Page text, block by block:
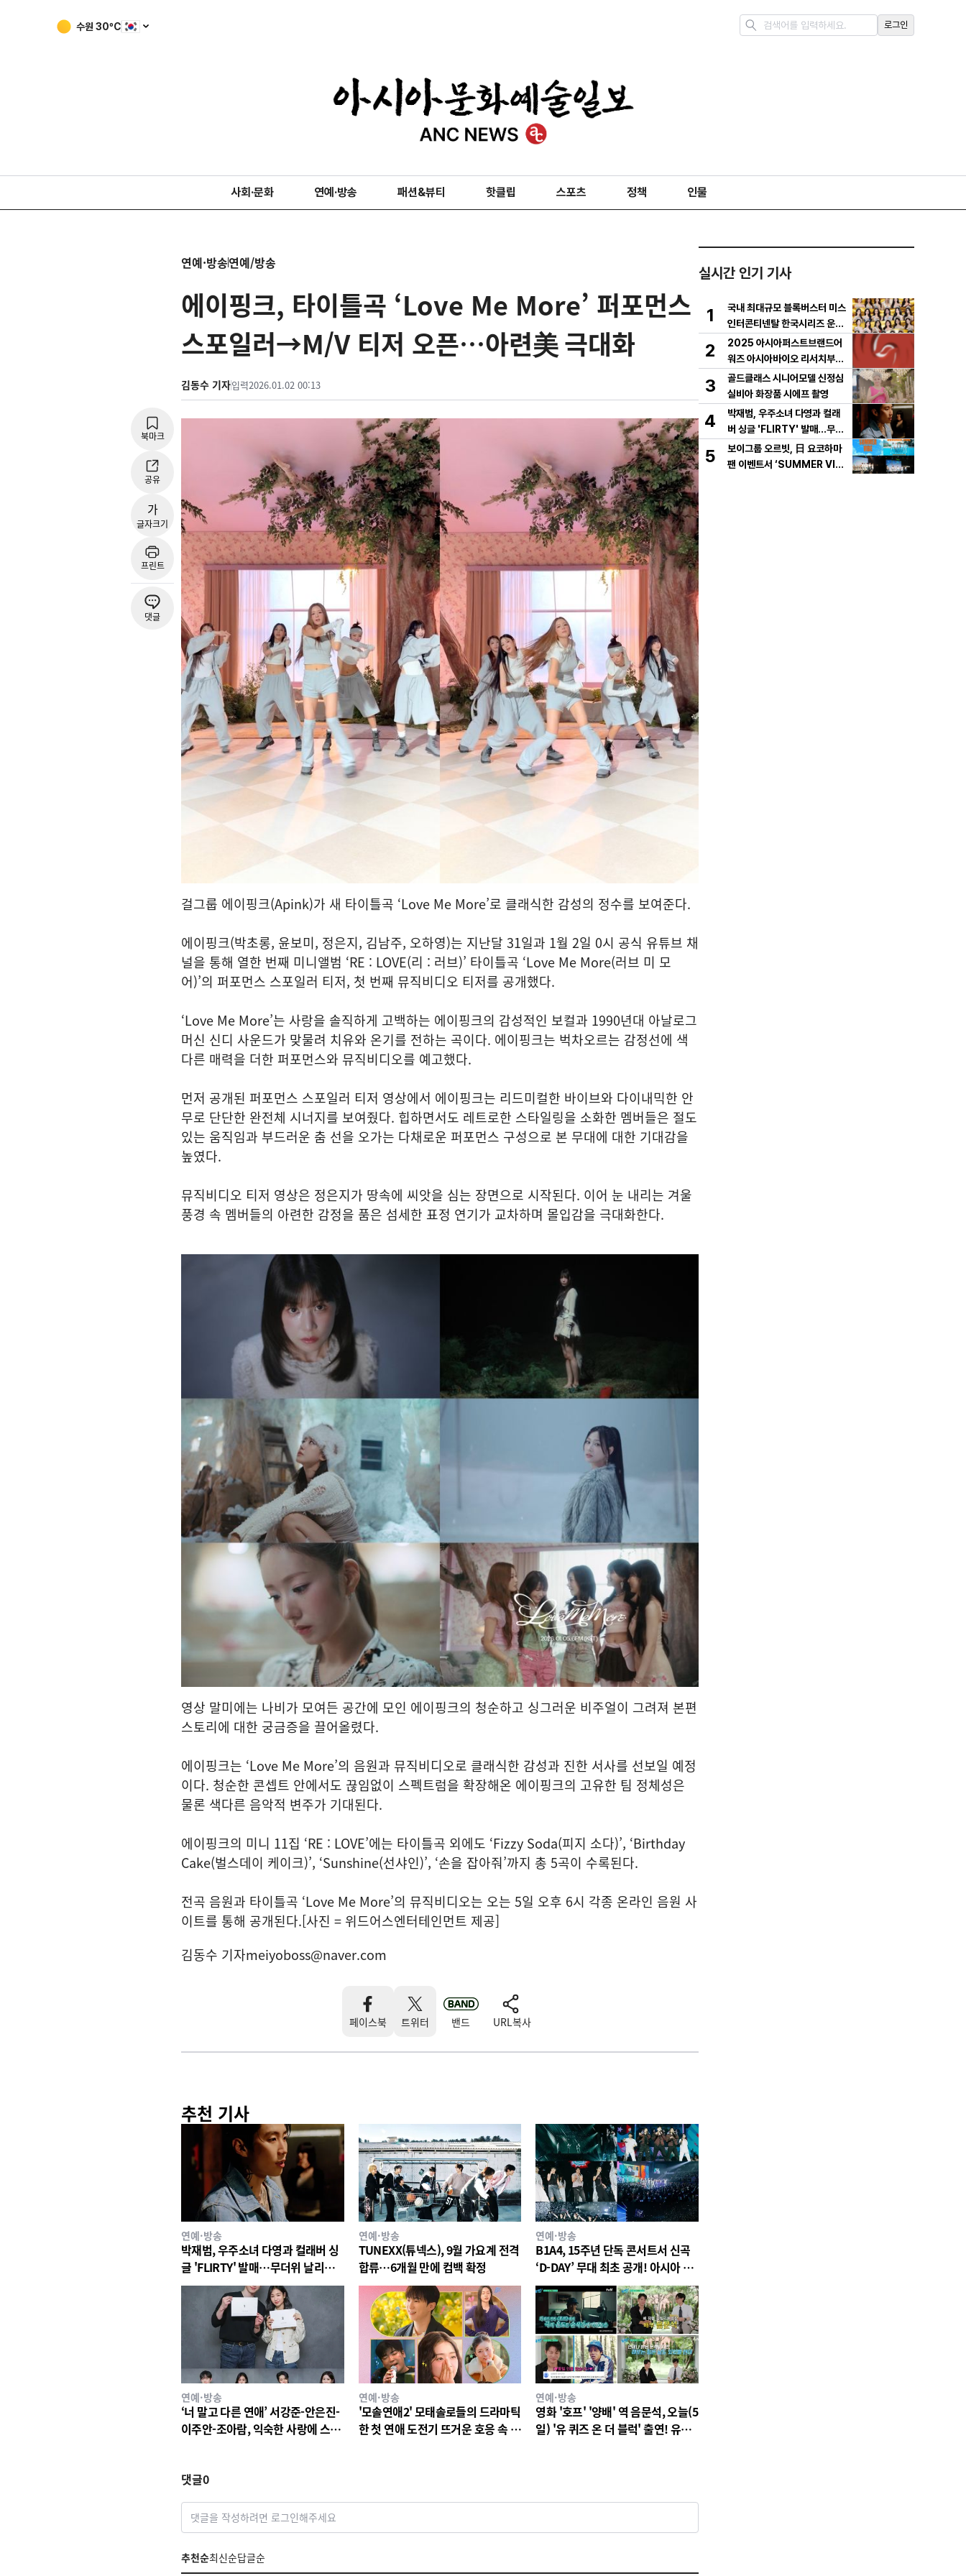
수원 30ºC 로그인
사회·문화 연예·방송 패션&뷰티 핫클립 스포츠 정책 인물
연예·방송연예/방송
에이핑크, 타이틀곡 ‘Love Me More’ 퍼포먼스
스포일러→M/V 티저 오픈…아련美 극대화
김동수 기자입력2026.01.02 00:13
북마크
공유
가
글자크기
프린트
댓글
걸그룹 에이핑크(Apink)가 새 타이틀곡 ‘Love Me More’로 클래식한 감성의 정수를 보여준다.
에이핑크(박초롱, 윤보미, 정은지, 김남주, 오하영)는 지난달 31일과 1월 2일 0시 공식 유튜브 채
널을 통해 열한 번째 미니앨범 ‘RE : LOVE(리 : 러브)’ 타이틀곡 ‘Love Me More(러브 미 모
어)’의 퍼포먼스 스포일러 티저, 첫 번째 뮤직비디오 티저를 공개했다.
‘Love Me More’는 사랑을 솔직하게 고백하는 에이핑크의 감성적인 보컬과 1990년대 아날로그
머신 신디 사운드가 맞물려 치유와 온기를 전하는 곡이다. 에이핑크는 벅차오르는 감정선에 색
다른 매력을 더한 퍼포먼스와 뮤직비디오를 예고했다.
먼저 공개된 퍼포먼스 스포일러 티저 영상에서 에이핑크는 리드미컬한 바이브와 다이내믹한 안
무로 단단한 완전체 시너지를 보여줬다. 힙하면서도 레트로한 스타일링을 소화한 멤버들은 절도
있는 움직임과 부드러운 춤 선을 오가는 다채로운 퍼포먼스 구성으로 본 무대에 대한 기대감을
높였다.
뮤직비디오 티저 영상은 정은지가 땅속에 씨앗을 심는 장면으로 시작된다. 이어 눈 내리는 겨울
풍경 속 멤버들의 아련한 감정을 품은 섬세한 표정 연기가 교차하며 몰입감을 극대화한다.
영상 말미에는 나비가 모여든 공간에 모인 에이핑크의 청순하고 싱그러운 비주얼이 그려져 본편
스토리에 대한 궁금증을 끌어올렸다.
에이핑크는 ‘Love Me More’의 음원과 뮤직비디오로 클래식한 감성과 진한 서사를 선보일 예정
이다. 청순한 콘셉트 안에서도 끊임없이 스펙트럼을 확장해온 에이핑크의 고유한 팀 정체성은
물론 색다른 음악적 변주가 기대된다.
에이핑크의 미니 11집 ‘RE : LOVE’에는 타이틀곡 외에도 ‘Fizzy Soda(피지 소다)’, ‘Birthday
Cake(벌스데이 케이크)’, ‘Sunshine(선샤인)’, ‘손을 잡아줘’까지 총 5곡이 수록된다.
전곡 음원과 타이틀곡 ‘Love Me More’의 뮤직비디오는 오는 5일 오후 6시 각종 온라인 음원 사
이트를 통해 공개된다.[사진 = 위드어스엔터테인먼트 제공]
김동수 기자meiyoboss@naver.com
페이스북 트위터 밴드 URL복사
추천 기사
연예·방송
박재범, 우주소녀 다영과 컬래버 싱
글 'FLIRTY' 발매…무더위 날리는
사운드로 여름 가요계 정조준
연예·방송
TUNEXX(튜넥스), 9월 가요계 전격
합류…6개월 만에 컴백 확정
연예·방송
B1A4, 15주년 단독 콘서트서 신곡
‘D-DAY’ 무대 최초 공개! 아시아 투
어로 열일 행보 잇는다
연예·방송
‘너 말고 다른 연애’ 서강준-안은진-
이주안-조아람, 익숙한 사랑에 스며
연예·방송
'모솔연애2' 모태솔로들의 드라마틱
한 첫 연애 도전기 뜨거운 호응 속 종
연예·방송
영화 '호프' '양배' 역 음문석, 오늘(5
일) '유 퀴즈 온 더 블럭' 출연! 유재
댓글0
댓글을 작성하려면 로그인해주세요
추천순최신순답글순
실시간 인기 기사
1
국내 최대규모 블록버스터 미스
인터콘티넨탈 한국시리즈 운용
개시!
2
2025 아시아퍼스트브랜드어
워즈 아시아바이오 리서치부문
한국 KBT가 수상
3
골드클래스 시니어모델 신정심
실비아 화장품 시에프 촬영
4
박재범, 우주소녀 다영과 컬래
버 싱글 'FLIRTY' 발매…무더
위 날리는 사운드로 여름 가요계
정조준
5
보이그룹 오르빗, 日 요코하마
팬 이벤트서 ‘SUMMER VIB